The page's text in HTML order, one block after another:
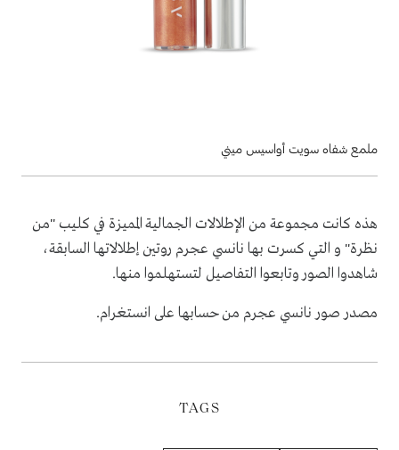
ملمع شفاه سويت أواسيس ميني
هذه كانت مجموعة من الإطلالات الجمالية المميزة في كليب "من
نظرة" و التي كسرت بها نانسي عجرم روتين إطلالاتها السابقة،
شاهدوا الصور وتابعوا التفاصيل لتستهلموا منها.
مصدر صور نانسي عجرم من حسابها على انستغرام.
TAGS